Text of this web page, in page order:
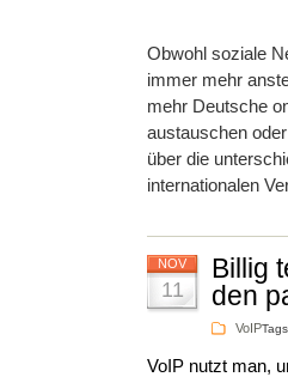
Obwohl soziale
immer mehr
mehr Deutsche
austauschen
über die
internationalen
NOV
11
Billig
den
VoIP
VoIP nutzt man,